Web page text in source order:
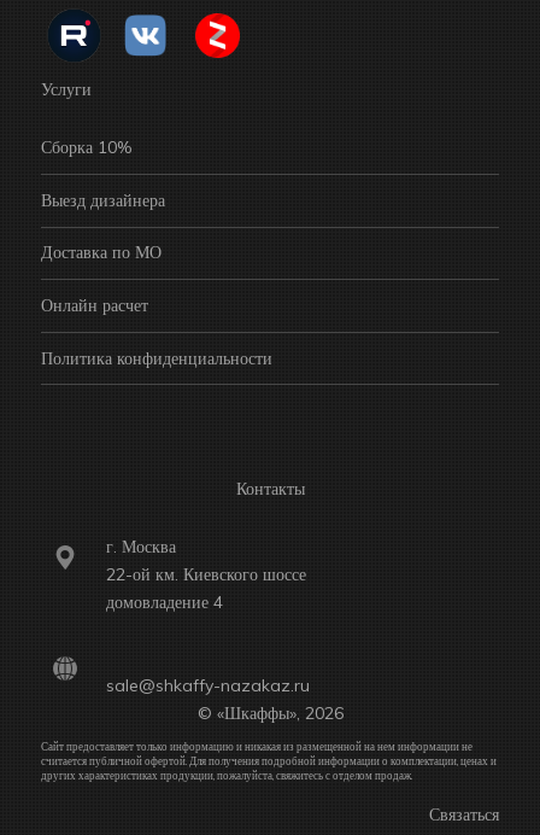
Услуги
Сборка 10%
Выезд дизайнера
Доставка по МО
Онлайн расчет
Политика конфиденциальности
Контакты
г. Москва
22-ой км. Киевского шоссе
домовладение 4
sale@shkaffy-nazakaz.ru
© «Шкаффы», 2026
Сайт предоставляет только информацию и никакая из размещенной на нем информации не
считается публичной офертой. Для получения подробной информации о комплектации, ценах и
других характеристиках продукции, пожалуйста, свяжитесь с отделом продаж.
Связаться